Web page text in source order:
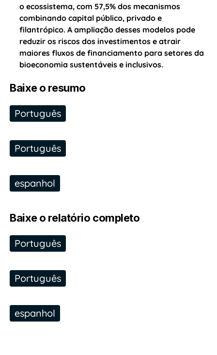
o ecossistema, com 57,5% dos mecanismos
combinando capital público, privado e
filantrópico. A ampliação desses modelos pode
reduzir os riscos dos investimentos e atrair
maiores fluxos de financiamento para setores da
bioeconomia sustentáveis e inclusivos.
Baixe o resumo
Português
Português
espanhol
Baixe o relatório completo
Português
Português
espanhol